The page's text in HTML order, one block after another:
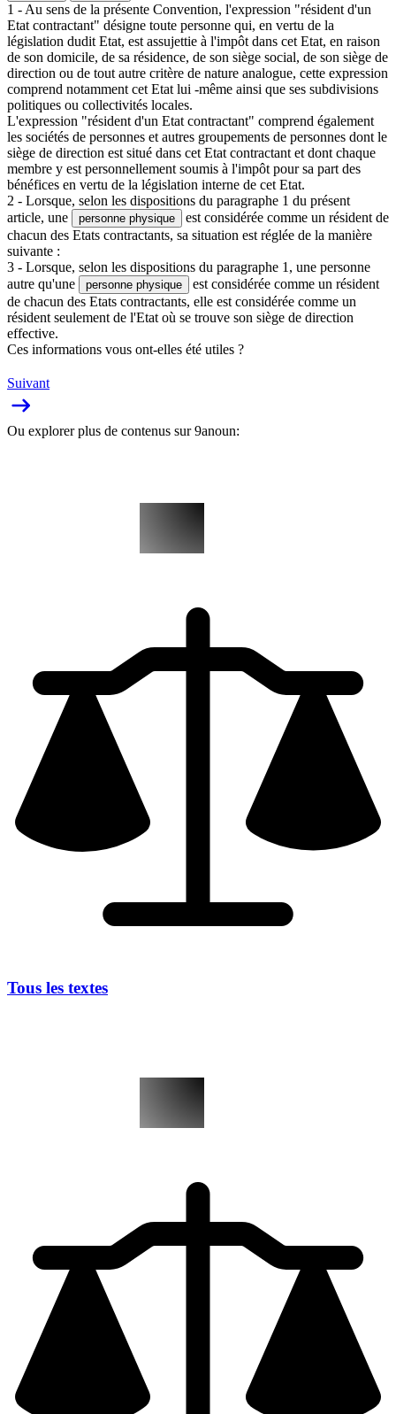
1 - Au sens de la présente Convention, l'expression "résident d'un
Etat contractant" désigne toute personne qui, en vertu de la
législation dudit Etat, est assujettie à l'impôt dans cet Etat, en raison
de son domicile, de sa résidence, de son siège social, de son siège de
direction ou de tout autre critère de nature analogue, cette expression
comprend notamment cet Etat lui -même ainsi que ses subdivisions
politiques ou collectivités locales.
L'expression "résident d'un Etat contractant" comprend également
les sociétés de personnes et autres groupements de personnes dont le
siège de direction est situé dans cet Etat contractant et dont chaque
membre y est personnellement soumis à l'impôt pour sa part des
bénéfices en vertu de la législation interne de cet Etat.
2 - Lorsque, selon les dispositions du paragraphe 1 du présent
article, une
personne physique
est considérée comme un résident de
chacun des Etats contractants, sa situation est réglée de la manière
suivante :
3 - Lorsque, selon les dispositions du paragraphe 1, une personne
autre qu'une
personne physique
est considérée comme un résident
de chacun des Etats contractants, elle est considérée comme un
résident seulement de l'Etat où se trouve son siège de direction
effective.
Ces informations vous ont-elles été utiles ?
Suivant
Ou explorer plus de contenus sur 9anoun:
Tous les textes